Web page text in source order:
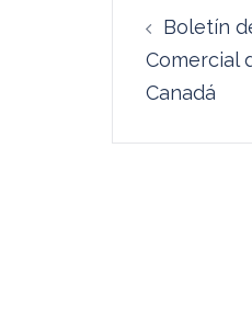
deBoletín
Comercial
Canadá